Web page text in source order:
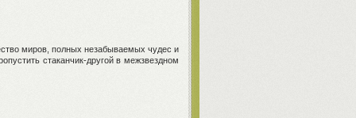
миров, полных незабываемых чудес и
стаканчик-другой в межзвездном